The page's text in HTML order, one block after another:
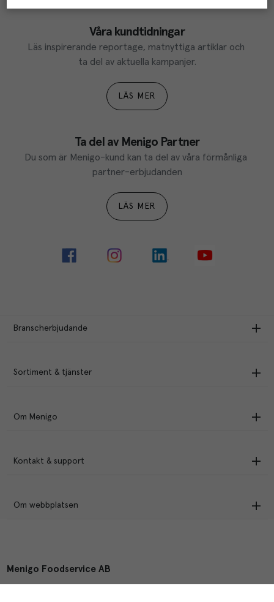
Våra kundtidningar
Läs inspirerande reportage, matnyttiga artiklar och
ta del av aktuella kampanjer.
LÄS MER
Ta del av Menigo Partner
Du som är Menigo-kund kan ta del av våra förmånliga
partner-erbjudanden
LÄS MER
Branscherbjudande
Sortiment & tjänster
Om Menigo
Kontakt & support
Om webbplatsen
Menigo Foodservice AB